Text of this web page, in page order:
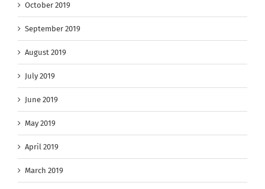
October 2019
September 2019
August 2019
July 2019
June 2019
May 2019
April 2019
March 2019